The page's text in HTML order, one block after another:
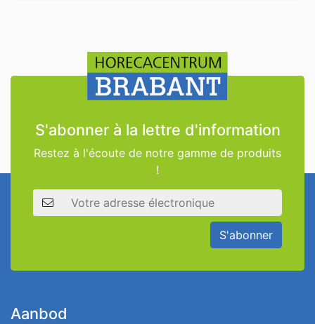
S'abonner à la lettre d'information
Restez à l'écoute de notre gamme de produits
!
Adresse électronique
S'abonner
Aanbod